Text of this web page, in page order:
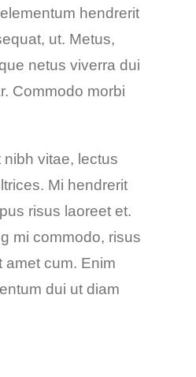
hendrerit
ut. Metus,
netus viverra dui
Commodo morbi
vitae, lectus
Mi hendrerit
risus laoreet et.
mi commodo, risus
amet cum. Enim
dui ut diam